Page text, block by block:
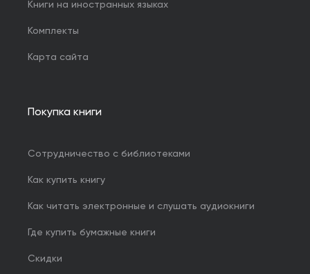
Книги на иностранных языках
Комплекты
Карта сайта
Покупка книги
Сотрудничество с библиотеками
Как купить книгу
Как читать электронные и слушать аудиокниги
Где купить бумажные книги
Скидки